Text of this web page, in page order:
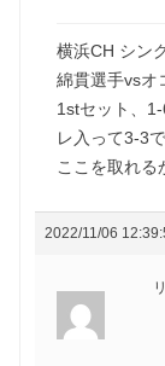
横浜CH シン
綿貫選手vsオ
1stセット、
レ入って3-3で
ここを取れる
2022/11/06